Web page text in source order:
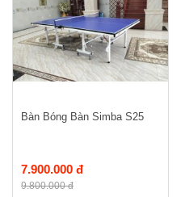
Bàn Bóng Bàn Simba S25
7.900.000 đ
9.800.000 đ